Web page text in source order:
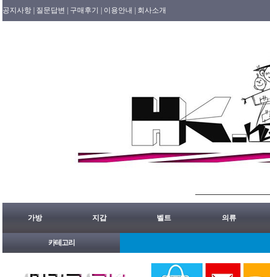
공지사항 | 질문답변 | 구매후기 | 이용안내 | 회사소개
가방 지갑 벨트 의류
카테고리